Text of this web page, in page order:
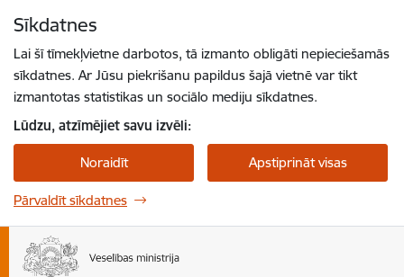
Sīkdatnes
Lai šī tīmekļvietne darbotos, tā izmanto obligāti nepieciešamās
sīkdatnes. Ar Jūsu piekrišanu papildus šajā vietnē var tikt
izmantotas statistikas un sociālo mediju sīkdatnes.
Lūdzu, atzīmējiet savu izvēli:
Noraidīt Apstiprināt visas
Pārvaldīt sīkdatnes